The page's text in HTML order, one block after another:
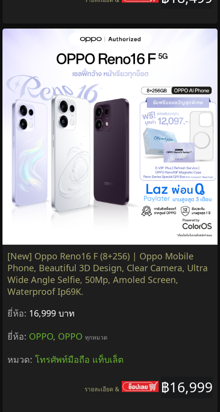
[New] Oppo Reno16 F (8+256) | Oppo Mobile
Phone, Beautiful 3D Design, Clear Camera, Ultra
Wide Angle Selfie, 50Mp, Amoled Screen,
Waterproof Ip69K.
ยี่ห้อ: 16,999 บาท
ยี่ห้อ: OPPO, OPPO ทุกหมวด
หมวด: โทรศัพท์มือถือ แท็บเล็ต
฿16,999
รายละเอียด &